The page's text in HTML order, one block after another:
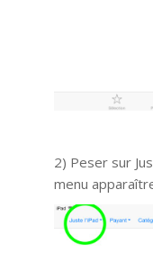
2) Peser sur
menu